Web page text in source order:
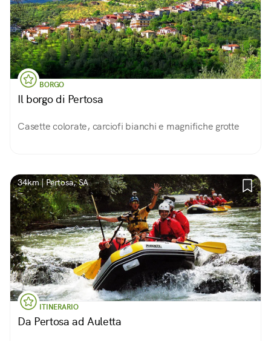
BORGO
Il borgo di Pertosa
Casette colorate, carciofi bianchi e magnifiche grotte
34km | Pertosa, SA
ITINERARIO
Da Pertosa ad Auletta